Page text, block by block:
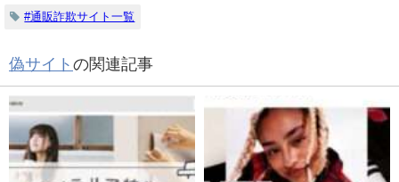
#通販詐欺サイト一覧
偽サイト の関連記事